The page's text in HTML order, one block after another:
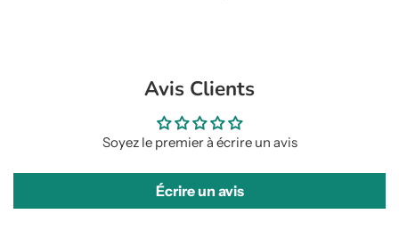
Avis Clients
Soyez le premier à écrire un avis
Écrire un avis